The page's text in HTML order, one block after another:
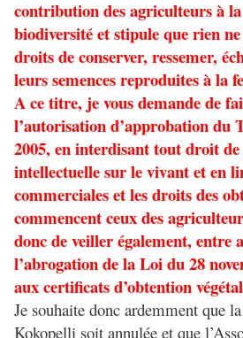
contribution des agriculteurs à
biodiversité et stipule que rien
droits de conserver, ressemer,
leurs semences reproduites à la
A ce titre, je vous demande de
l’autorisation d’approbation du
2005, en interdisant tout droit
intellectuelle sur le vivant et en
commerciales et les droits des
commencent ceux des
donc de veiller également, entre
l’abrogation de la Loi du 28
aux certificats d’obtention
Je souhaite donc ardemment que
Kokopelli soit annulée et que